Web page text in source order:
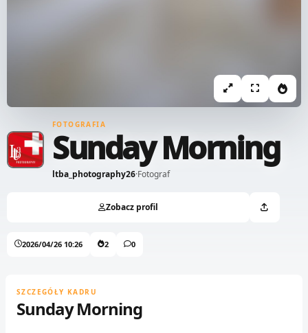
FOTOGRAFIA
Sunday Morning
ltba_photography26·Fotograf
Zobacz profil
2026/04/26 10:26 2 0
SZCZEGÓŁY KADRU
Sunday Morning